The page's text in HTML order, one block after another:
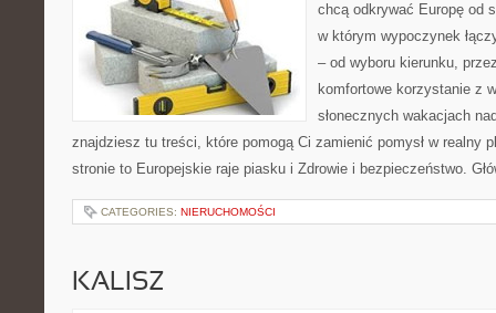
chcą odkrywać Europę od
w którym wypoczynek
– od wyboru kierunku,
komfortowe korzystanie z
słonecznych wakacjach
znajdziesz tu treści, które pomogą Ci zamienić pomysł w realny
stronie to Europejskie raje piasku i Zdrowie i bezpieczeństwo.
CATEGORIES: NIERUCHOMOŚCI
KALISZ